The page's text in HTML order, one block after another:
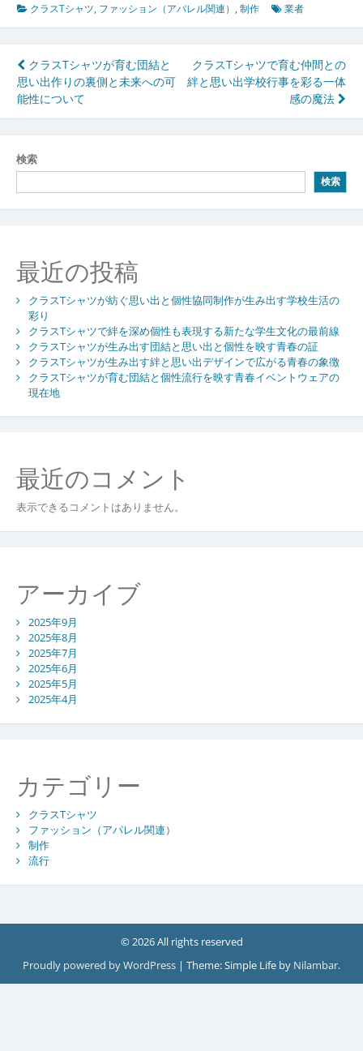
クラスTシャツ, ファッション（アパレル関連） ,制作 業者
投
稿
ナ
ビ
ゲ
ー
ョ
ン
クラスTシャツが育む団結と
思い出作りの裏側と未来への可
能性について
クラスTシャツで育む仲間との
絆と思い出学校行事を彩る一体
感の魔法
検索
検索
最近の投稿
クラスTシャツが紡ぐ思い出と個性協同制作が生み出す学校生活の
彩り
クラスTシャツで絆を深め個性も表現する新たな学生文化の最前線
クラスTシャツが生み出す団結と思い出と個性を映す青春の証
クラスTシャツが生み出す絆と思い出デザインで広がる青春の象徴
クラスTシャツが育む団結と個性流行を映す青春イベントウェアの
現在地
最近のコメント
表示できるコメントはありません。
アーカイブ
2025年9月
2025年8月
2025年7月
2025年6月
2025年5月
2025年4月
カテゴリー
クラスTシャツ
ファッション（アパレル関連）
制作
流行
© 2026 All rights reserved
Proudly powered by WordPress | Theme: Simple Life by Nilambar.